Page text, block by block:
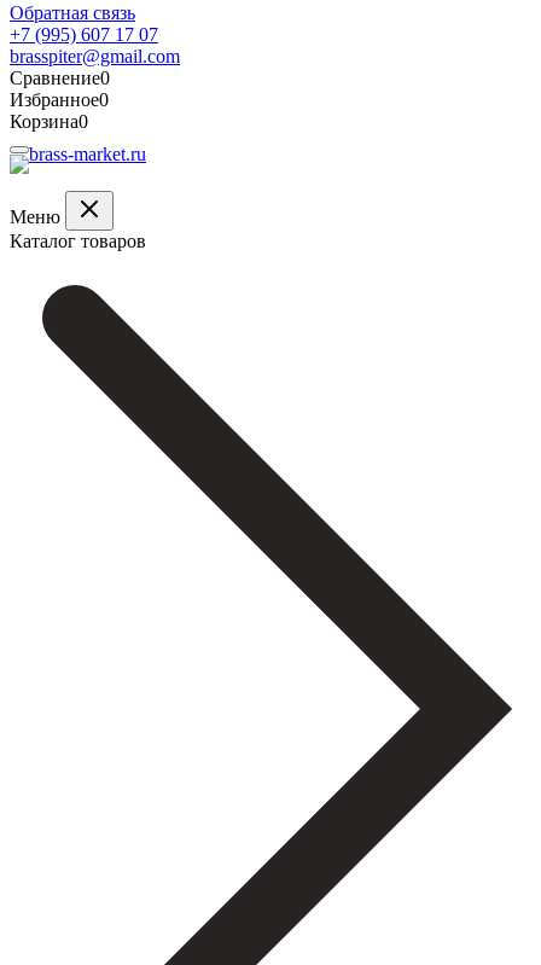
Обратная связь
+7 (995) 607 17 07
brasspiter@gmail.com
Сравнение0
Избранное0
Корзина0
Меню
Каталог товаров